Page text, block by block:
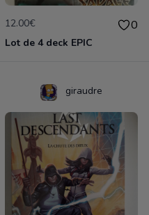
12.00€ 0
Lot de 4 deck EPIC
giraudre